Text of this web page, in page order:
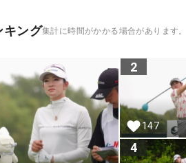
キング集計に時間がかかる場合があります。
2
147
4